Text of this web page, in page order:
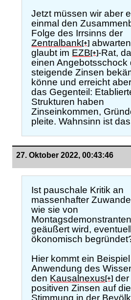
Jetzt müssen wir aber
einmal den
Folge des Irrsinns der
Zentralbank[+]
glaubt im EZB[+]-Rat,
einen Angebotsschock
steigende Zinsen
könne und erreicht
das Gegenteil:
Strukturen haben
Zinseinkommen,
pleite. Wahnsinn ist
27. Oktober 2022, 00:43:46
Ist pauschale Kritik an
massenhafter
wie sie von
Montagsdemonstranten
geäußert wird, eventuell
ökonomisch
Hier kommt ein
Anwendung des
den Kausalnexus[+] der
positiven Zinsen auf die
Stimmung in der